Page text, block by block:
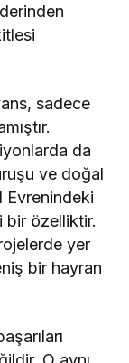
sadece
da
ve doğal
Evrenindeki
bir özelliktir.
yer
bir hayran